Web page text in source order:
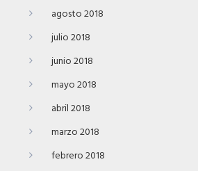
agosto 2018
julio 2018
junio 2018
mayo 2018
abril 2018
marzo 2018
febrero 2018